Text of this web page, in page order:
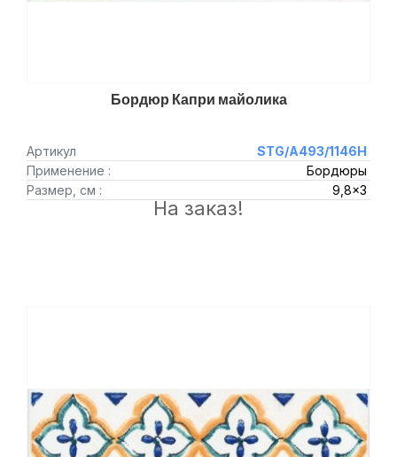
Бордюр Капри майолика
Артикул
STG/A493/1146H
Применение :
Бордюры
Размер, см :
9,8x3
На заказ!